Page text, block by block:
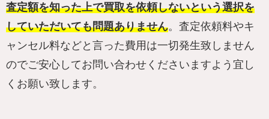
査定額を知った上で買取を依頼しないという選択を
していただいても問題ありません。査定依頼料やキ
ャンセル料などと言った費用は一切発生致しません
のでご安心してお問い合わせくださいますよう宜し
くお願い致します。